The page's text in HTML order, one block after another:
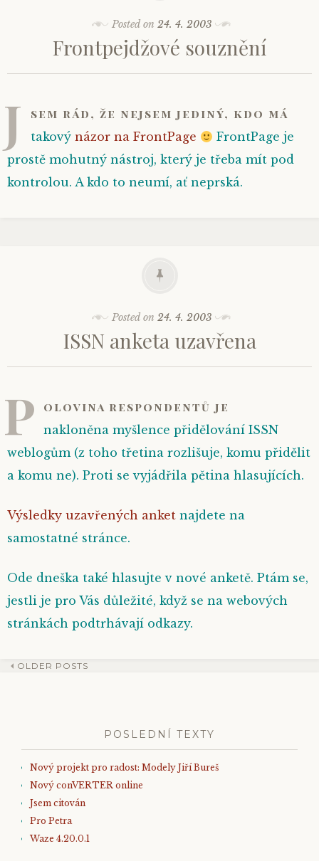
Posted on 24. 4. 2003
Frontpejdžové souznění
J sem rád, že nejsem jediný, kdo má
takový názor na FrontPage
FrontPage je
prostě mohutný nástroj, který je třeba mít pod
kontrolou. A kdo to neumí, ať neprská.
Posted on 24. 4. 2003
ISSN anketa uzavřena
P olovina respondentů je
nakloněna myšlence přidělování ISSN
weblogům (z toho třetina rozlišuje, komu přidělit
a komu ne). Proti se vyjádřila pětina hlasujících.
Výsledky uzavřených anket najdete na
samostatné stránce.
Ode dneška také hlasujte v nové anketě. Ptám se,
jestli je pro Vás důležité, když se na webových
stránkách podtrhávají odkazy.
navigation
OLDER POSTS
POSLEDNÍ TEXTY
Nový projekt pro radost: Modely Jiří Bureš
Nový conVERTER online
Jsem citován
Pro Petra
Waze 4.20.0.1